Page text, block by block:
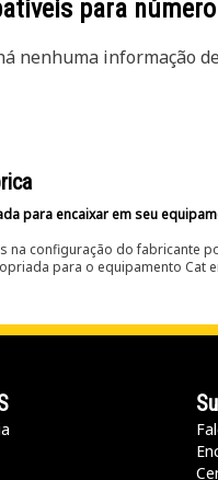
para
nenhuma informação
para encaixar em seu
na configuração do fabricante
para o equipamento Cat